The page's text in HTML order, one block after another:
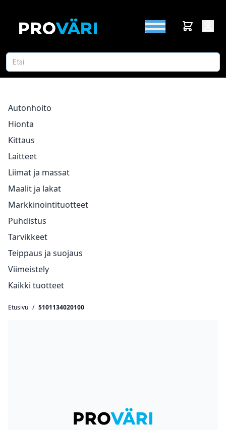
Autonhoito
Hionta
Kittaus
Laitteet
Liimat ja massat
Maalit ja lakat
Markkinointituotteet
Puhdistus
Tarvikkeet
Teippaus ja suojaus
Viimeistely
Kaikki tuotteet
Etusivu / 5101134020100